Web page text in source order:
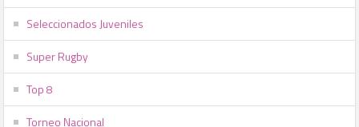
Seleccionados Juveniles
Super Rugby
Top 8
Torneo Nacional